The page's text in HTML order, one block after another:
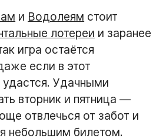
и Водолеям стоит
лотереи и заранее
игра остаётся
если в этот
удастся. Удачными
вторник и пятница —
отвлечься от забот и
небольшим билетом.